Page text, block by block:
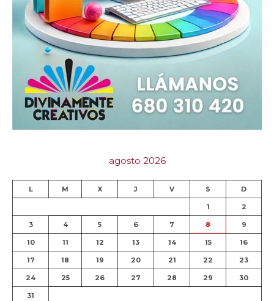
agosto 2026
L M X J V S D
1 2
3 4 5 6 7 8 9
10 11 12 13 14 15 16
17 18 19 20 21 22 23
24 25 26 27 28 29 30
31